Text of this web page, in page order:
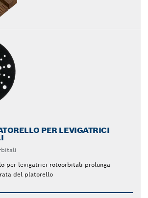
PER LEVIGATRICI
per levigatrici rotoorbitali prolunga
del platorello